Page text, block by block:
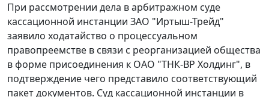
При рассмотрении дела в арбитражном суде
кассационной инстанции ЗАО "Иртыш-Трейд"
заявило ходатайство о процессуальном
правопреемстве в связи с реорганизацией общества
в форме присоединения к ОАО "ТНК-ВР Холдинг", в
подтверждение чего представило соответствующий
пакет документов. Суд кассационной инстанции в